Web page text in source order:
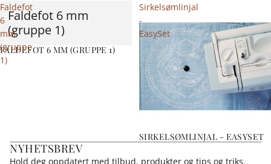
Faldefot
6
mm
(gruppe
1)
Faldefot 6 mm
(gruppe 1)
FALDEFOT 6 MM (GRUPPE 1)
Sirkelsømlinjal
-
EasySet
SIRKELSØMLINJAL - EASYSET
NYHETSBREV
Hold deg oppdatert med tilbud, produkter og tips og triks.